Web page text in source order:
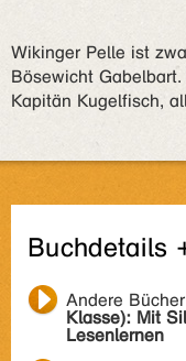
Wikinger Pelle ist
Bösewicht
Kapitän Kugelfisch,
Buchdetails
Andere
Klasse): Mit
Lesenlernen